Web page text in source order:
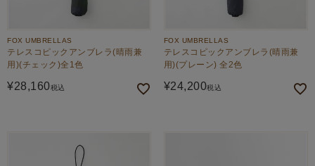
FOX UMBRELLAS
テレスコピックアンブレラ(晴雨兼
用)(チェック)全1色
¥28,160税込
FOX UMBRELLAS
テレスコピックアンブレラ(晴雨兼
用)(プレーン) 全2色
¥24,200税込